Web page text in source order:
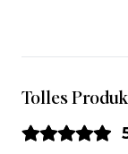
Tolles